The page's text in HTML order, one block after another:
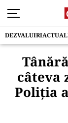
DEZVALUIRI
câteva
Poliţia